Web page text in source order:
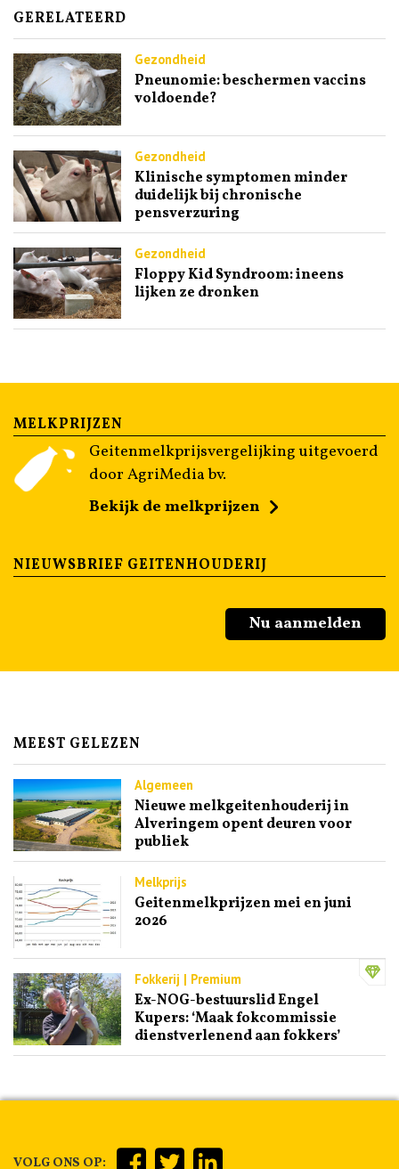
GERELATEERD
Gezondheid
Pneunomie: beschermen vaccins
voldoende?
Gezondheid
Klinische symptomen minder
duidelijk bij chronische
pensverzuring
Gezondheid
Floppy Kid Syndroom: ineens
lijken ze dronken
MELKPRIJZEN
Geitenmelkprijsvergelijking uitgevoerd
door AgriMedia bv.
Bekijk de melkprijzen
NIEUWSBRIEF GEITENHOUDERIJ
Nu aanmelden
MEEST GELEZEN
Algemeen
Nieuwe melkgeitenhouderij in
Alveringem opent deuren voor
publiek
Melkprijs
Geitenmelkprijzen mei en juni
2026
Fokkerij | Premium
Ex-NOG-bestuurslid Engel
Kupers: ‘Maak fokcommissie
dienstverlenend aan fokkers’
VOLG ONS OP: